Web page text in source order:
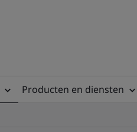
Producten en diensten